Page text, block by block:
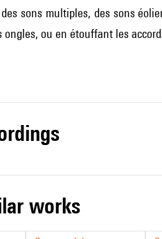
sons multiples, des sons
ongles, ou en étouffant les
works